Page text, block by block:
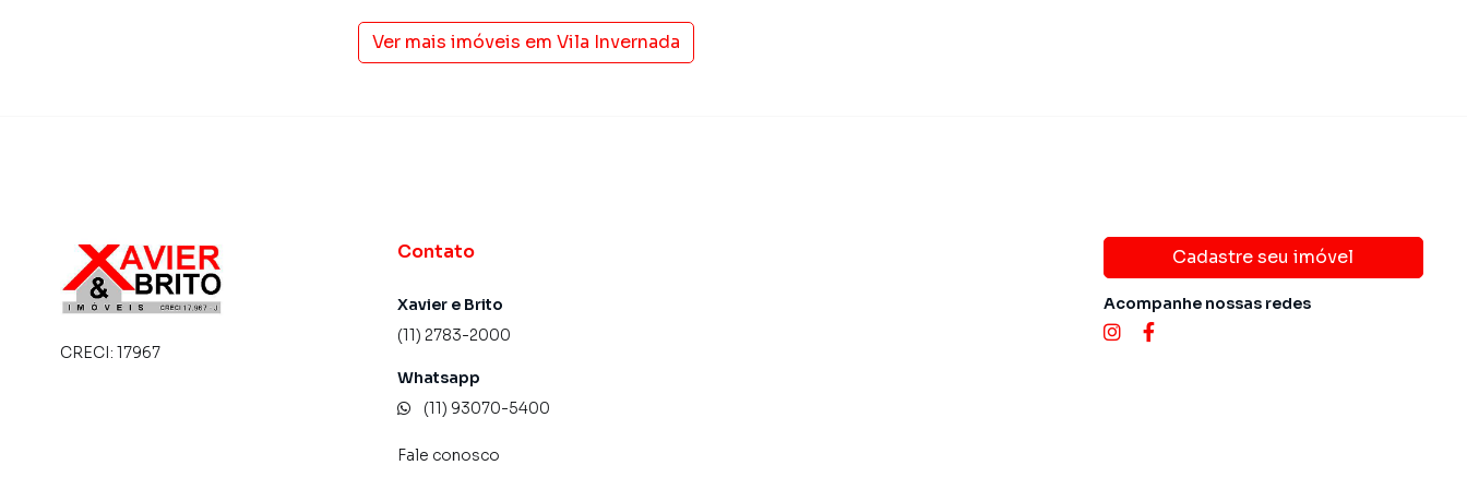
Ver mais imóveis em Vila Invernada
CRECI: 17967
Contato
Xavier e Brito
(11) 2783-2000
Whatsapp
(11) 93070-5400
Fale conosco
Cadastre seu imóvel
Acompanhe nossas redes